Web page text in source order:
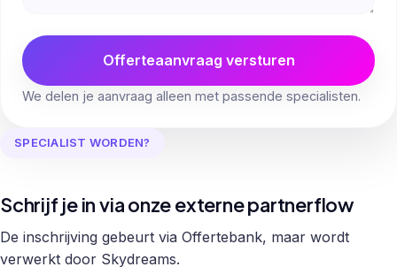
Offerteaanvraag versturen
We delen je aanvraag alleen met passende specialisten.
SPECIALIST WORDEN?
Schrijf je in via onze externe partnerflow
De inschrijving gebeurt via Offertebank, maar wordt
verwerkt door Skydreams.